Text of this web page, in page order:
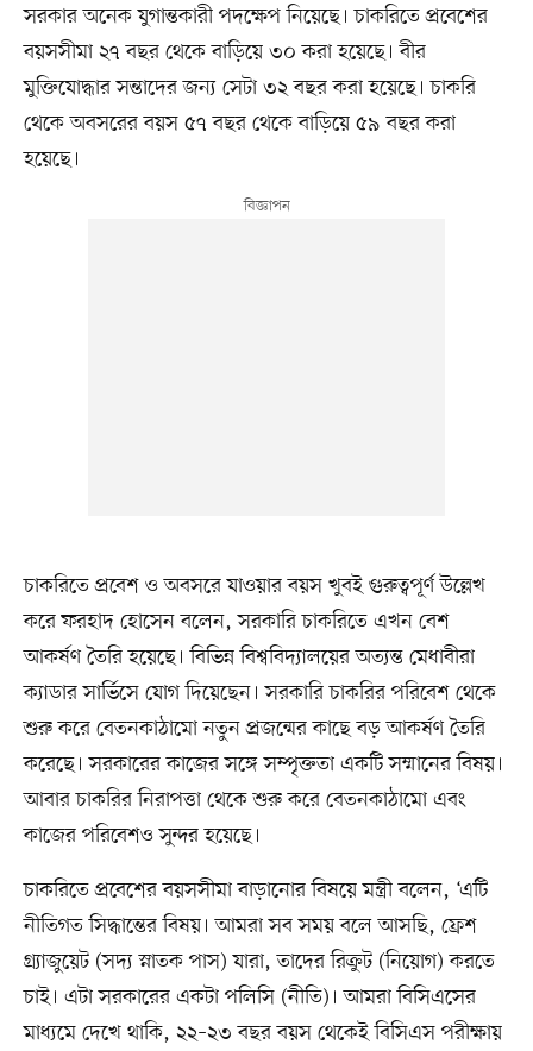
সরকার অনেক যুগান্তকারী পদক্ষেপ নিয়েছে। চাকরিতে প্রবেশের
বয়সসীমা ২৭ বছর থেকে বাড়িয়ে ৩০ করা হয়েছে। বীর
মুক্তিযোদ্ধার সন্তাদের জন্য সেটা ৩২ বছর করা হয়েছে। চাকরি
থেকে অবসরের বয়স ৫৭ বছর থেকে বাড়িয়ে ৫৯ বছর করা
হয়েছে।
চাকরিতে প্রবেশ ও অবসরে যাওয়ার বয়স খুবই গুরুত্বপূর্ণ উল্লেখ
করে ফরহাদ হোসেন বলেন, সরকারি চাকরিতে এখন বেশ
আকর্ষণ তৈরি হয়েছে। বিভিন্ন বিশ্ববিদ্যালয়ের অত্যন্ত মেধাবীরা
ক্যাডার সার্ভিসে যোগ দিয়েছেন। সরকারি চাকরির পরিবেশ থেকে
শুরু করে বেতনকাঠামো নতুন প্রজন্মের কাছে বড় আকর্ষণ তৈরি
করেছে। সরকারের কাজের সঙ্গে সম্পৃক্ততা একটি সম্মানের বিষয়।
আবার চাকরির নিরাপত্তা থেকে শুরু করে বেতনকাঠামো এবং
কাজের পরিবেশও সুন্দর হয়েছে।
চাকরিতে প্রবেশের বয়সসীমা বাড়ানোর বিষয়ে মন্ত্রী বলেন, ‘এটি
নীতিগত সিদ্ধান্তের বিষয়। আমরা সব সময় বলে আসছি, ফ্রেশ
গ্র্যাজুয়েট (সদ্য স্নাতক পাস) যারা, তাদের রিক্রুট (নিয়োগ) করতে
চাই। এটা সরকারের একটা পলিসি (নীতি)। আমরা বিসিএসের
মাধ্যমে দেখে থাকি, ২২–২৩ বছর বয়স থেকেই বিসিএস পরীক্ষায়